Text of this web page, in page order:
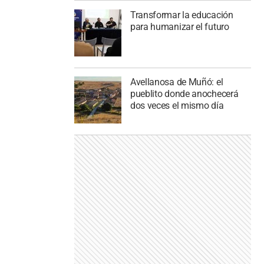
Transformar la educación
para humanizar el futuro
Avellanosa de Muñó: el
pueblito donde anochecerá
dos veces el mismo día